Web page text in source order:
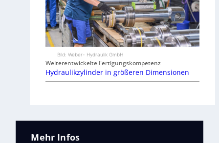
Bild: Weber- Hydraulik GmbH
Weiterentwickelte Fertigungskompetenz
Hydraulikzylinder in größeren Dimensionen
Mehr Infos